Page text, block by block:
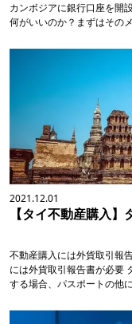
カンボジアに銀行口座を開
何がいいのか？まずはその
2021.12.01
【タイ不動産購入
不動産購入には外貨取引報
には外貨取引報告書が必要
する場合、パスポートの他
に外貨を送金したという証